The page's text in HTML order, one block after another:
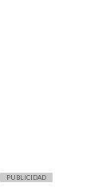
PUBLICIDAD